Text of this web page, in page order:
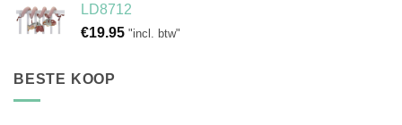
LD8712
€19.95 "incl. btw"
BESTE KOOP